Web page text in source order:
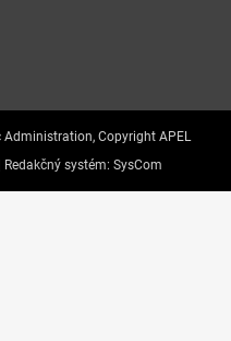
Copyright APEL
Redakčný systém: SysCom